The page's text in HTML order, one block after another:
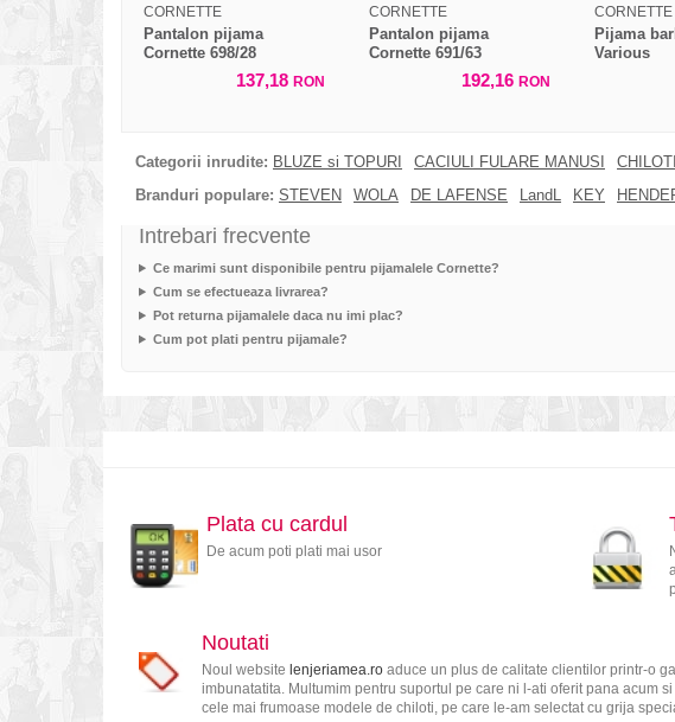
CORNETTE
Pantalon pijama
Cornette 698/28
137,18 RON
CORNETTE
Pantalon pijama
Cornette 691/63
192,16 RON
CORNETTE
Pijama
Various
Categorii inrudite: BLUZE si TOPURI CACIULI FULARE MANUSI CHILOTI
Branduri populare: STEVEN WOLA DE LAFENSE LandL KEY
Intrebari frecvente
Ce marimi sunt disponibile pentru pijamalele Cornette?
Cum se efectueaza livrarea?
Pot returna pijamalele daca nu imi plac?
Cum pot plati pentru pijamale?
Plata cu cardul
De acum poti plati mai usor
Noutati
Noul website lenjeriamea.roaduce un plus de calitate clientilor printr-o
imbunatatita. Multumim pentru suportul pe care ni l-ati oferit pana acum
cele mai frumoase modele de chiloti, pe care le-am selectat cu grija